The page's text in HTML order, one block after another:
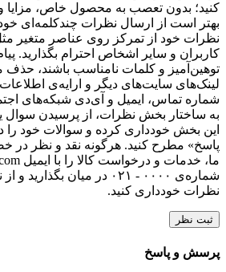
کنید؛ بدون تعصب به محصول خاص، مزایا و
بهتر است از ارسال نظرات چندکلمه‌‌ای
نظرات خود از تمرکز روی عناصر متغیر
کاربران و سایر اشخاص احترام بگذارید.
توهین‌آمیز و کلمات نامناسب باشند،
لینک‌های سایت‌های دیگر و ارایه‌ی
شماره تماس، ایمیل و آی‌دی شبکه‌های
به ساختار بخش نظرات، از پرسیدن سوال
این بخش خودداری کرده و سوالات خود
پاسخ» مطرح کنید. هرگونه نقد و نظر
شماره‌ی ۰۰۰۰ - ۰۲۱ در میان
نظرات خودداری کنید.
ثبت نظر
پرسش و پاسخ